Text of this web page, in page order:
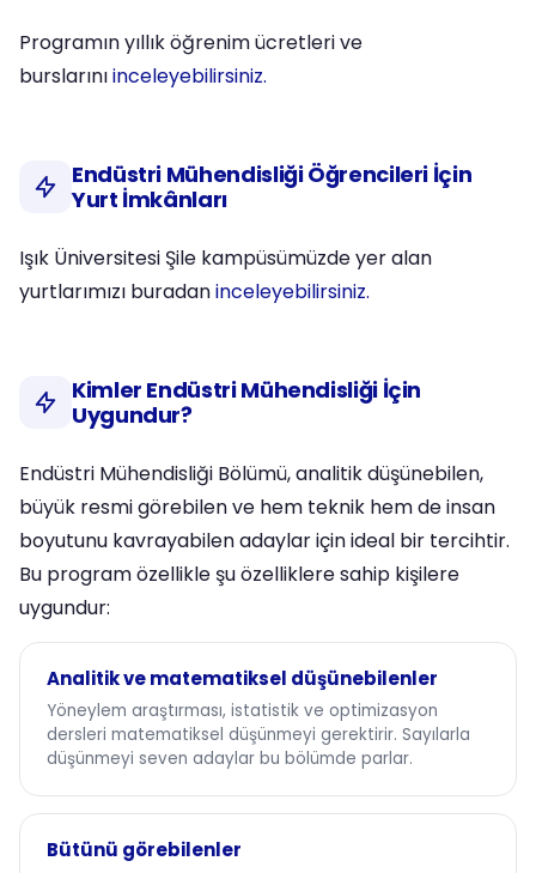
Programın yıllık öğrenim ücretleri ve
burslarınıinceleyebilirsiniz.
Endüstri Mühendisliği Öğrencileri İçin
Yurt İmkânları
Işık Üniversitesi Şile kampüsümüzde yer alan
yurtlarımızı buradaninceleyebilirsiniz.
Kimler Endüstri Mühendisliği İçin
Uygundur?
Endüstri Mühendisliği Bölümü, analitik düşünebilen,
büyük resmi görebilen ve hem teknik hem de insan
boyutunu kavrayabilen adaylar için ideal bir tercihtir.
Bu program özellikle şu özelliklere sahip kişilere
uygundur:
Analitik ve matematiksel düşünebilenler
Yöneylem araştırması, istatistik ve optimizasyon
dersleri matematiksel düşünmeyi gerektirir. Sayılarla
düşünmeyi seven adaylar bu bölümde parlar.
Bütünü görebilenler